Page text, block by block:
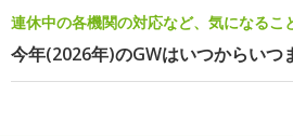
連休中の各機関の対応など、気になるこ
今年(2026年)のGWはいつからいつ